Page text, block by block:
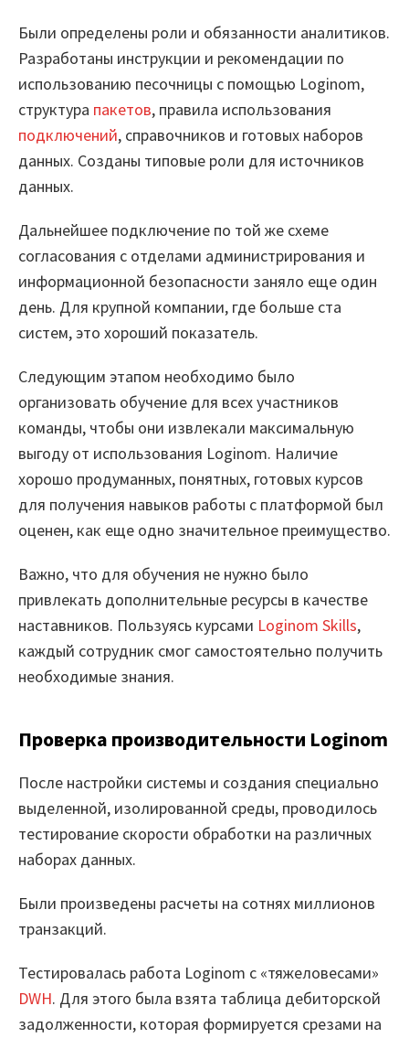
Были определены роли и обязанности аналитиков.
Разработаны инструкции и рекомендации по
использованию песочницы с помощью Loginom,
структура пакетов, правила использования
подключений, справочников и готовых наборов
данных. Созданы типовые роли для источников
данных.
Дальнейшее подключение по той же схеме
согласования с отделами администрирования и
информационной безопасности заняло еще один
день. Для крупной компании, где больше ста
систем, это хороший показатель.
Следующим этапом необходимо было
организовать обучение для всех участников
команды, чтобы они извлекали максимальную
выгоду от использования Loginom. Наличие
хорошо продуманных, понятных, готовых курсов
для получения навыков работы с платформой был
оценен, как еще одно значительное преимущество.
Важно, что для обучения не нужно было
привлекать дополнительные ресурсы в качестве
наставников. Пользуясь курсами Loginom Skills,
каждый сотрудник смог самостоятельно получить
необходимые знания.
Проверка производительности Loginom
После настройки системы и создания специально
выделенной, изолированной среды, проводилось
тестирование скорости обработки на различных
наборах данных.
Были произведены расчеты на сотнях миллионов
транзакций.
Тестировалась работа Loginom с «тяжеловесами»
DWH. Для этого была взята таблица дебиторской
задолженности, которая формируется срезами на